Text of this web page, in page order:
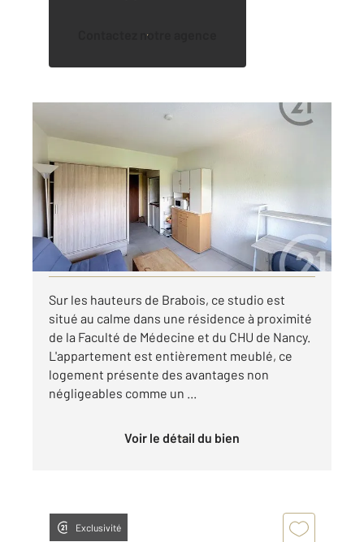
Contactez notre agence
17,10 m , 1 pièce
Appartement Studio à louer
380 €
par mois charges comprises
Visiter le site dédié
Sur les hauteurs de Brabois, ce studio est
situé au calme dans une résidence à proximité
de la Faculté de Médecine et du CHU de Nancy.
L'appartement est entièrement meublé, ce
logement présente des avantages non
négligeables comme un ...
Voir le détail du bien
Exclusivité